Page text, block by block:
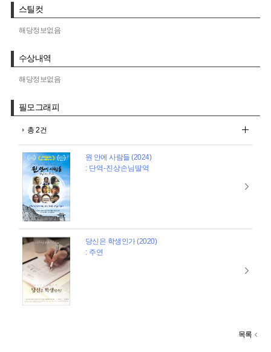
스틸컷
해당정보없음
수상내역
해당정보없음
필모그래피
총 2건
원 안에 사람들 (2024)
: 단역-진상손님딸역
당신은 학생인가 (2020)
: 주연
목록